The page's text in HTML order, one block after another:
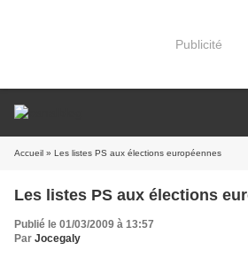
Publicité
Accueil » Les listes PS aux élections européennes
Les listes PS aux élections
Publié le 01/03/2009 à 13:57
Par Jocegaly